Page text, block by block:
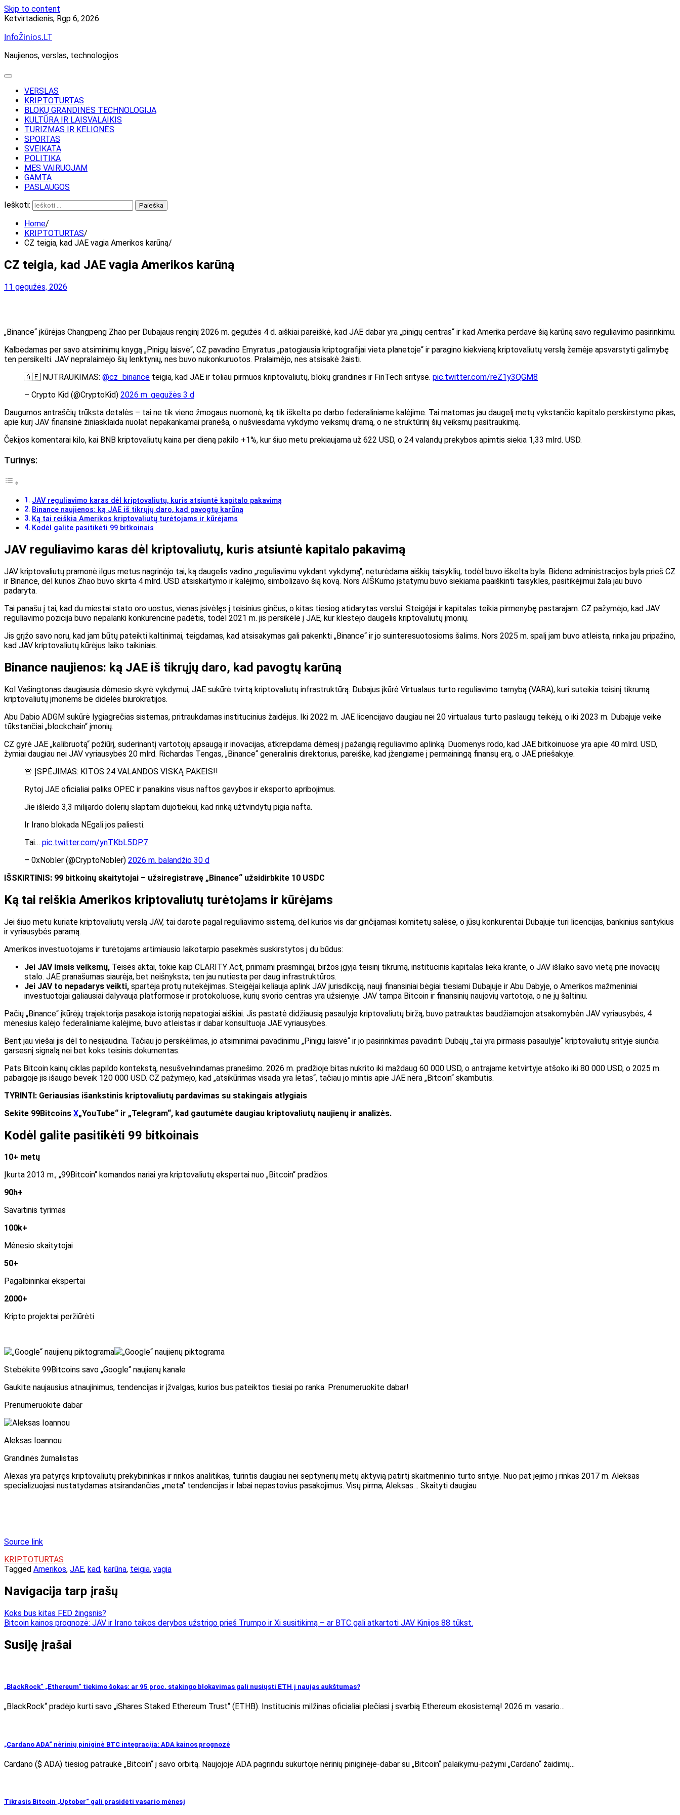
Skip to content
Ketvirtadienis, Rgp 6, 2026
InfoŽinios.LT
Naujienos, verslas, technologijos
VERSLAS
KRIPTOTURTAS
BLOKŲ GRANDINĖS TECHNOLOGIJA
KULTŪRA IR LAISVALAIKIS
TURIZMAS IR KELIONĖS
SPORTAS
SVEIKATA
POLITIKA
MES VAIRUOJAM
GAMTA
PASLAUGOS
Ieškoti:
Home
KRIPTOTURTAS
CZ teigia, kad JAE vagia Amerikos karūną
CZ teigia, kad JAE vagia Amerikos karūną
11 gegužės, 2026
„Binance“ įkūrėjas Changpeng Zhao per Dubajaus renginį 2026 m. gegužės 4 d. aiškiai pareiškė, kad JAE dabar yra „pinigų centras“ ir kad Amerika perdavė šią karūną savo reguliavimo pasirinkimu.
Kalbėdamas per savo atsiminimų knygą „Pinigų laisvė“, CZ pavadino Emyratus „patogiausia kriptografijai vieta planetoje“ ir paragino kiekvieną kriptovaliutų verslą žemėje apsvarstyti galimybę
ten persikelti. JAV nepralaimėjo šių lenktynių, nes buvo nukonkuruotos. Pralaimėjo, nes atsisakė žaisti.
🇦🇪 NUTRAUKIMAS: @cz_binance teigia, kad JAE ir toliau pirmuos kriptovaliutų, blokų grandinės ir FinTech srityse. pic.twitter.com/reZ1y3QGM8
– Crypto Kid (@CryptoKid) 2026 m. gegužės 3 d
Daugumos antraščių trūksta detalės – tai ne tik vieno žmogaus nuomonė, ką tik iškelta po darbo federaliniame kalėjime. Tai matomas jau daugelį metų vykstančio kapitalo perskirstymo pikas,
apie kurį JAV finansinė žiniasklaida nuolat nepakankamai praneša, o nušviesdama vykdymo veiksmų dramą, o ne struktūrinį šių veiksmų pasitraukimą.
Čekijos komentarai kilo, kai BNB kriptovaliutų kaina per dieną pakilo +1%, kur šiuo metu prekiaujama už 622 USD, o 24 valandų prekybos apimtis siekia 1,33 mlrd. USD.
Turinys:
JAV reguliavimo karas dėl kriptovaliutų, kuris atsiuntė kapitalo pakavimą
Binance naujienos: ką JAE iš tikrųjų daro, kad pavogtų karūną
Ką tai reiškia Amerikos kriptovaliutų turėtojams ir kūrėjams
Kodėl galite pasitikėti 99 bitkoinais
JAV reguliavimo karas dėl kriptovaliutų, kuris atsiuntė kapitalo pakavimą
JAV kriptovaliutų pramonė ilgus metus nagrinėjo tai, ką daugelis vadino „reguliavimu vykdant vykdymą“, neturėdama aiškių taisyklių, todėl buvo iškelta byla. Bideno administracijos byla prieš CZ
ir Binance, dėl kurios Zhao buvo skirta 4 mlrd. USD atsiskaitymo ir kalėjimo, simbolizavo šią kovą. Nors AIŠKumo įstatymu buvo siekiama paaiškinti taisykles, pasitikėjimui žala jau buvo
padaryta.
Tai panašu į tai, kad du miestai stato oro uostus, vienas įsivėlęs į teisinius ginčus, o kitas tiesiog atidarytas verslui. Steigėjai ir kapitalas teikia pirmenybę pastarajam. CZ pažymėjo, kad JAV
reguliavimo pozicija buvo nepalanki konkurencinė padėtis, todėl 2021 m. jis persikėlė į JAE, kur klestėjo daugelis kriptovaliutų įmonių.
Jis grįžo savo noru, kad jam būtų pateikti kaltinimai, teigdamas, kad atsisakymas gali pakenkti „Binance“ ir jo suinteresuotosioms šalims. Nors 2025 m. spalį jam buvo atleista, rinka jau pripažino,
kad JAV kriptovaliutų kūrėjus laiko taikiniais.
Binance naujienos: ką JAE iš tikrųjų daro, kad pavogtų karūną
Kol Vašingtonas daugiausia dėmesio skyrė vykdymui, JAE sukūrė tvirtą kriptovaliutų infrastruktūrą. Dubajus įkūrė Virtualaus turto reguliavimo tarnybą (VARA), kuri suteikia teisinį tikrumą
kriptovaliutų įmonėms be didelės biurokratijos.
Abu Dabio ADGM sukūrė lygiagrečias sistemas, pritraukdamas institucinius žaidėjus. Iki 2022 m. JAE licencijavo daugiau nei 20 virtualaus turto paslaugų teikėjų, o iki 2023 m. Dubajuje veikė
tūkstančiai „blockchain“ įmonių.
CZ gyrė JAE „kalibruotą“ požiūrį, suderinantį vartotojų apsaugą ir inovacijas, atkreipdama dėmesį į pažangią reguliavimo aplinką. Duomenys rodo, kad JAE bitkoinuose yra apie 40 mlrd. USD,
žymiai daugiau nei JAV vyriausybės 20 mlrd. Richardas Tengas, „Binance“ generalinis direktorius, pareiškė, kad įžengiame į permainingą finansų erą, o JAE priešakyje.
🚨 ĮSPĖJIMAS: KITOS 24 VALANDOS VISKĄ PAKEIS!!
Rytoj JAE oficialiai paliks OPEC ir panaikins visus naftos gavybos ir eksporto apribojimus.
Jie išleido 3,3 milijardo dolerių slaptam dujotiekiui, kad rinką užtvindytų pigia nafta.
Ir Irano blokada NEgali jos paliesti.
Tai… pic.twitter.com/ynTKbL5DP7
– 0xNobler (@CryptoNobler) 2026 m. balandžio 30 d
IŠSKIRTINIS: 99 bitkoinų skaitytojai – užsiregistravę „Binance“ užsidirbkite 10 USDC
Ką tai reiškia Amerikos kriptovaliutų turėtojams ir kūrėjams
Jei šiuo metu kuriate kriptovaliutų verslą JAV, tai darote pagal reguliavimo sistemą, dėl kurios vis dar ginčijamasi komitetų salėse, o jūsų konkurentai Dubajuje turi licencijas, bankinius santykius
ir vyriausybės paramą.
Amerikos investuotojams ir turėtojams artimiausio laikotarpio pasekmės suskirstytos į du būdus:
Jei JAV imsis veiksmų, Teisės aktai, tokie kaip CLARITY Act, priimami prasmingai, biržos įgyja teisinį tikrumą, institucinis kapitalas lieka krante, o JAV išlaiko savo vietą prie inovacijų
stalo. JAE pranašumas siaurėja, bet neišnyksta; ten jau nutiesta per daug infrastruktūros.
Jei JAV to nepadarys veikti, spartėja protų nutekėjimas. Steigėjai keliauja aplink JAV jurisdikciją, nauji finansiniai bėgiai tiesiami Dubajuje ir Abu Dabyje, o Amerikos mažmeniniai
investuotojai galiausiai dalyvauja platformose ir protokoluose, kurių svorio centras yra užsienyje. JAV tampa Bitcoin ir finansinių naujovių vartotoja, o ne jų šaltiniu.
Pačių „Binance“ įkūrėjų trajektorija pasakoja istoriją nepatogiai aiškiai. Jis pastatė didžiausią pasaulyje kriptovaliutų biržą, buvo patrauktas baudžiamojon atsakomybėn JAV vyriausybės, 4
mėnesius kalėjo federaliniame kalėjime, buvo atleistas ir dabar konsultuoja JAE vyriausybes.
Bent jau viešai jis dėl to nesijaudina. Tačiau jo persikėlimas, jo atsiminimai pavadinimu „Pinigų laisvė“ ir jo pasirinkimas pavadinti Dubajų „tai yra pirmasis pasaulyje“ kriptovaliutų srityje siunčia
garsesnį signalą nei bet koks teisinis dokumentas.
Pats Bitcoin kainų ciklas papildo kontekstą, nesušvelnindamas pranešimo. 2026 m. pradžioje bitas nukrito iki maždaug 60 000 USD, o antrajame ketvirtyje atšoko iki 80 000 USD, o 2025 m.
pabaigoje jis išaugo beveik 120 000 USD. CZ pažymėjo, kad „atsikūrimas visada yra lėtas“, tačiau jo mintis apie JAE nėra „Bitcoin“ skambutis.
TYRINTI: Geriausias išankstinis kriptovaliutų pardavimas su stakingais atlygiais
Sekite 99Bitcoins X„YouTube“ ir „Telegram“, kad gautumėte daugiau kriptovaliutų naujienų ir analizės.
Kodėl galite pasitikėti 99 bitkoinais
10+ metų
Įkurta 2013 m., „99Bitcoin“ komandos nariai yra kriptovaliutų ekspertai nuo „Bitcoin“ pradžios.
90h+
Savaitinis tyrimas
100k+
Mėnesio skaitytojai
50+
Pagalbininkai ekspertai
2000+
Kripto projektai peržiūrėti
Stebėkite 99Bitcoins savo „Google“ naujienų kanale
Gaukite naujausius atnaujinimus, tendencijas ir įžvalgas, kurios bus pateiktos tiesiai po ranka. Prenumeruokite dabar!
Prenumeruokite dabar
Aleksas Ioannou
Grandinės žurnalistas
Alexas yra patyręs kriptovaliutų prekybininkas ir rinkos analitikas, turintis daugiau nei septynerių metų aktyvią patirtį skaitmeninio turto srityje. Nuo pat įėjimo į rinkas 2017 m. Aleksas
specializuojasi nustatydamas atsirandančias „meta“ tendencijas ir labai nepastovius pasakojimus. Visų pirma, Aleksas… Skaityti daugiau
Source link
KRIPTOTURTAS
Tagged Amerikos, JAE, kad, karūna, teigia, vagia
Navigacija tarp įrašų
Koks bus kitas FED žingsnis?
Bitcoin kainos prognozė: JAV ir Irano taikos derybos užstrigo prieš Trumpo ir Xi susitikimą – ar BTC gali atkartoti JAV Kinijos 88 tūkst.
Susiję įrašai
„BlackRock“ „Ethereum“ tiekimo šokas: ar 95 proc. stakingo blokavimas gali nusiųsti ETH į naujas aukštumas?
„BlackRock“ pradėjo kurti savo „iShares Staked Ethereum Trust“ (ETHB). Institucinis milžinas oficialiai plečiasi į svarbią Ethereum ekosistemą! 2026 m. vasario…
„Cardano ADA“ nėrinių piniginė BTC integracija: ADA kainos prognozė
Cardano ($ ADA) tiesiog patraukė „Bitcoin“ į savo orbitą. Naujojoje ADA pagrindu sukurtoje nėrinių piniginėje-dabar su „Bitcoin“ palaikymu-pažymi „Cardano“ žaidimų…
Tikrasis Bitcoin „Uptober“ gali prasidėti vasario mėnesį